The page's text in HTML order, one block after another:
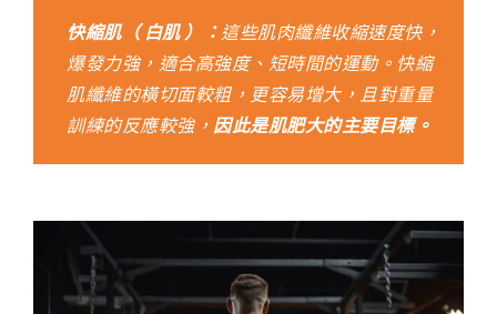
快縮肌（ 白肌 ）： 這些肌肉纖維收縮速度快，
爆發力強，適合高強度、短時間的運動。快縮
肌纖維的橫切面較粗，更容易增大，且對重量
訓練的反應較強， 因此是肌肥大的主要目標。